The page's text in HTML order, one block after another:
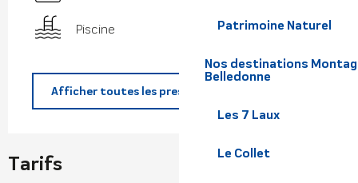
Patrimoine Naturel
Nos destinations
Belledonne
Les 7 Laux
Le Collet
Piscine
Afficher toutes les prestations
Tarifs